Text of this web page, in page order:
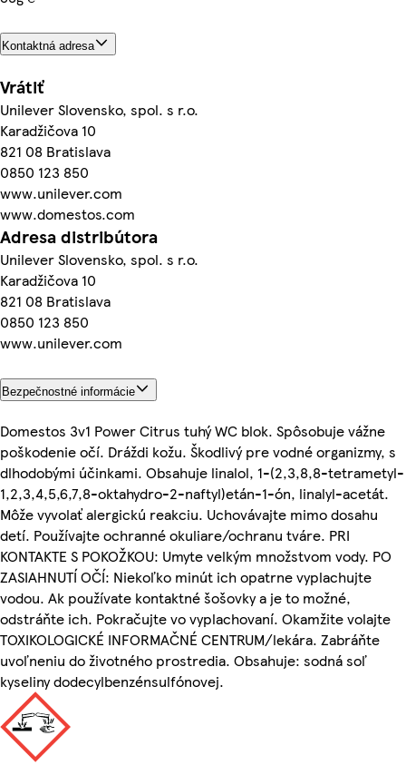
Kontaktná adresa
Vrátiť
Unilever Slovensko, spol. s r.o.
Karadžičova 10
821 08 Bratislava
0850 123 850
www.unilever.com
www.domestos.com
Adresa distribútora
Unilever Slovensko, spol. s r.o.
Karadžičova 10
821 08 Bratislava
0850 123 850
www.unilever.com
Bezpečnostné informácie
Domestos 3v1 Power Citrus tuhý WC blok. Spôsobuje vážne
poškodenie očí. Dráždi kožu. Škodlivý pre vodné organizmy, s
dlhodobými účinkami. Obsahuje linalol, 1-(2,3,8,8-tetrametyl-
1,2,3,4,5,6,7,8-oktahydro-2-naftyl)etán-1-ón, linalyl-acetát.
Môže vyvolať alergickú reakciu. Uchovávajte mimo dosahu
detí. Používajte ochranné okuliare/ochranu tváre. PRI
KONTAKTE S POKOŽKOU: Umyte velkým množstvom vody. PO
ZASIAHNUTÍ OČÍ: Niekoľko minút ich opatrne vyplachujte
vodou. Ak používate kontaktné šošovky a je to možné,
odstráňte ich. Pokračujte vo vyplachovaní. Okamžite volajte
TOXIKOLOGICKÉ INFORMAČNÉ CENTRUM/lekára. Zabráňte
uvoľneniu do životného prostredia. Obsahuje: sodná soľ
kyseliny dodecylbenzénsulfónovej.